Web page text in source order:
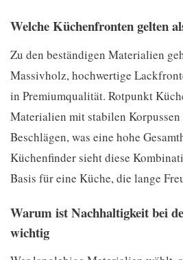
Welche Küchenfronten gelten
Zu den beständigen Materialien
Massivholz, hochwertige
in Premiumqualität. Rotpunkt
Materialien mit stabilen
Beschlägen, was eine hohe
Küchenfinder sieht diese
Basis für eine Küche, die lange
Warum ist Nachhaltigkeit bei
wichtig